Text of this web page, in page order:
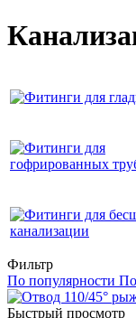
Фильтр
По популярности
Быстрый просмотр